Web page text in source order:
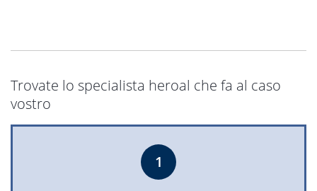
Trovate lo specialista heroal che fa al caso
vostro
1